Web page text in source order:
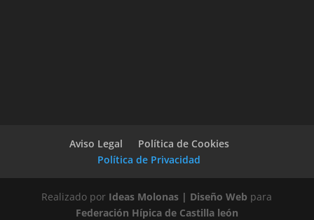
Aviso Legal
Política de Cookies
Política de Privacidad
Realizado por Ideas Molonas | Diseño Web para
Federación Hípica de Castilla león